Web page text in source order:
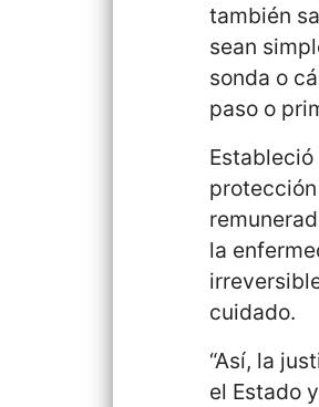
también
sean
sonda o
paso o
la
cuidado.
“Así, la
el Estado